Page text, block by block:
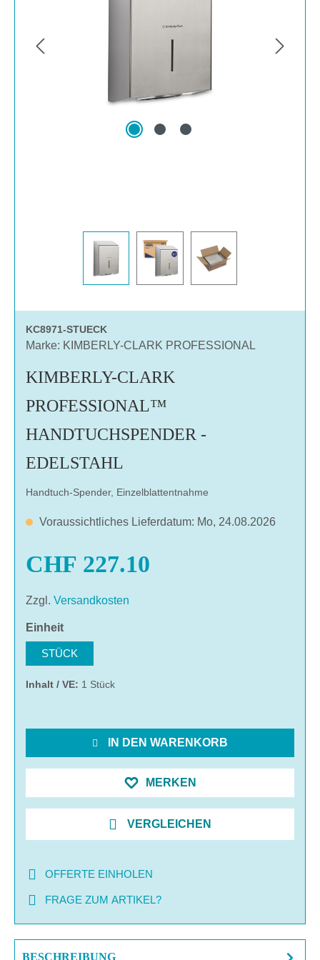
KC8971-STUECK
Marke: KIMBERLY-CLARK PROFESSIONAL
KIMBERLY-CLARK
PROFESSIONAL™
HANDTUCHSPENDER -
EDELSTAHL
Handtuch-Spender, Einzelblattentnahme
Voraussichtliches Lieferdatum: Mo, 24.08.2026
CHF 227.10
Zzgl. Versandkosten
Einheitauswählen
STÜCK
Inhalt / VE: 1 Stück
IN DEN WARENKORB
MERKEN
VERGLEICHEN
OFFERTE EINHOLEN
FRAGE ZUM ARTIKEL?
BESCHREIBUNG